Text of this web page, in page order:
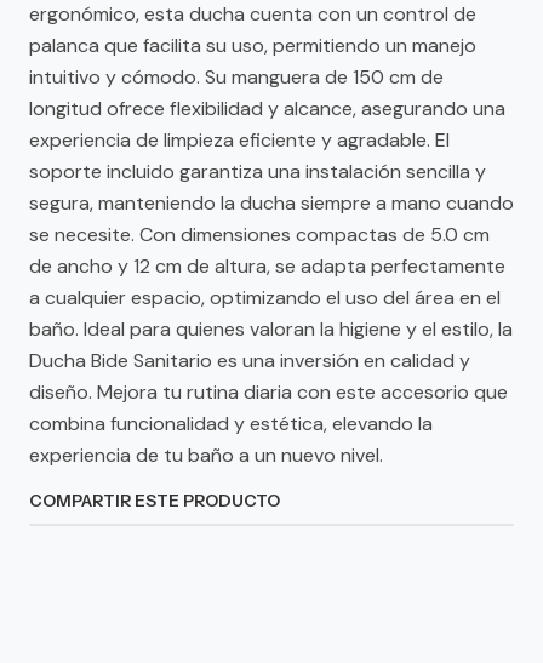
ergonómico, esta ducha cuenta con un control de
palanca que facilita su uso, permitiendo un manejo
intuitivo y cómodo. Su manguera de 150 cm de
longitud ofrece flexibilidad y alcance, asegurando una
experiencia de limpieza eficiente y agradable. El
soporte incluido garantiza una instalación sencilla y
segura, manteniendo la ducha siempre a mano cuando
se necesite. Con dimensiones compactas de 5.0 cm
de ancho y 12 cm de altura, se adapta perfectamente
a cualquier espacio, optimizando el uso del área en el
baño. Ideal para quienes valoran la higiene y el estilo, la
Ducha Bide Sanitario es una inversión en calidad y
diseño. Mejora tu rutina diaria con este accesorio que
combina funcionalidad y estética, elevando la
experiencia de tu baño a un nuevo nivel.
COMPARTIR ESTE PRODUCTO